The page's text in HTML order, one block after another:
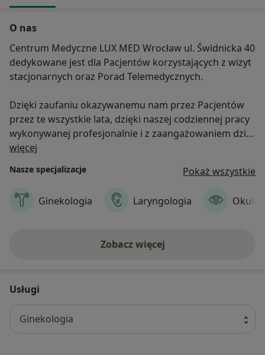
O nas
Centrum Medyczne LUX MED Wrocław ul. Świdnicka 40
dedykowane jest dla Pacjentów korzystających z wizyt
stacjonarnych oraz Porad Telemedycznych.
Dzięki zaufaniu okazywanemu nam przez Pacjentów
przez te wszystkie lata, dzięki naszej codziennej pracy
wykonywanej profesjonalnie i z zaangażowaniem dziś
Grupa LUX MED może poszczycić się mianem lidera
opieką znajduje się ponad 1 700 000 Pacjentów, którzy
mogą korzystać z naszych usług w przeszło 1700
nowocześnie wyposażonych placówkach (blisko 200
dyspozycji Pacjentów pozostaje blisko 5000 lekarzy
więcej
Nasze specjalizacje Pokaż wszystkie
Ginekologia Laryngologia
Zobacz więcej
Usługi
Ginekologia